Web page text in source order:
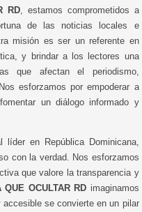
RD, estamos comprometidos a
de las noticias locales e
misión es ser un referente en
y brindar a los lectores una
que afectan el periodismo,
esforzamos por empoderar a
un diálogo informado y
en República Dominicana,
con la verdad. Nos esforzamos
que valore la transparencia y
QUE OCULTAR RD imaginamos
se convierte en un pilar